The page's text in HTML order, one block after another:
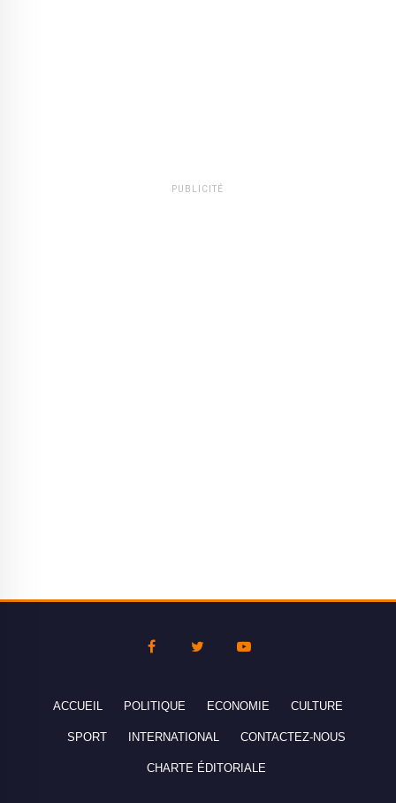
PUBLICITÉ
ACCUEIL POLITIQUE ECONOMIE CULTURE
SPORT INTERNATIONAL CONTACTEZ-NOUS
CHARTE ÉDITORIALE